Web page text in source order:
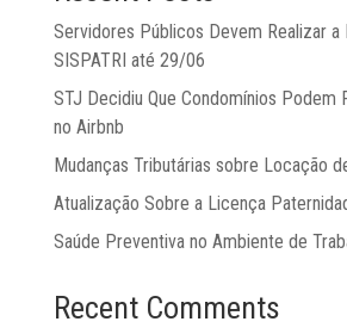
Servidores Públicos Devem Realizar a
SISPATRI até 29/06
STJ Decidiu Que Condomínios Podem
no Airbnb
Mudanças Tributárias sobre Locação
Atualização Sobre a Licença
Saúde Preventiva no Ambiente de
Recent Comments